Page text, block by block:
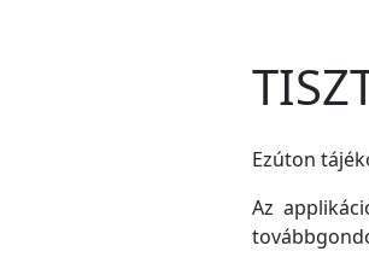
Ezúton
Az